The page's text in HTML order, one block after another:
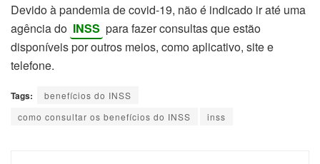
Devido à pandemia de covid-19, não é indicado ir até uma
agência do INSS para fazer consultas que estão
disponíveis por outros meios, como aplicativo, site e
telefone.
Tags:
benefícios do INSS
como consultar os benefícios do INSS
inss